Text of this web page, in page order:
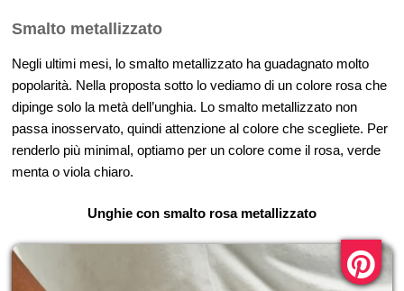
Smalto metallizzato
Negli ultimi mesi, lo smalto metallizzato ha guadagnato molto
popolarità. Nella proposta sotto lo vediamo di un colore rosa che
dipinge solo la metà dell’unghia. Lo smalto metallizzato non
passa inosservato, quindi attenzione al colore che scegliete. Per
renderlo più minimal, optiamo per un colore come il rosa, verde
menta o viola chiaro.
Unghie con smalto rosa metallizzato